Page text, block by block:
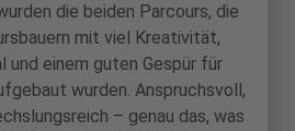
die beiden Parcours, die
mit viel Kreativität,
und einem guten Gespür für
wurden. Anspruchsvoll,
– genau das, was